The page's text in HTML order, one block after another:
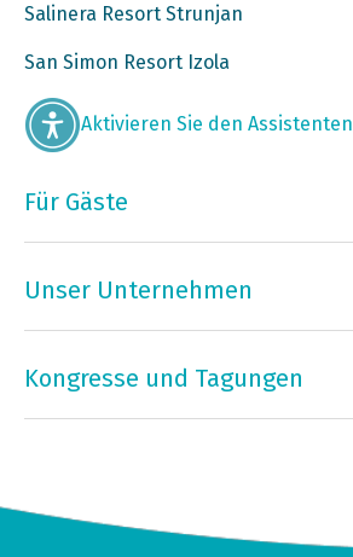
Salinera Resort Strunjan
San Simon Resort Izola
Aktivieren Sie den Assistenten
Für Gäste
Unser Unternehmen
Kongresse und Tagungen